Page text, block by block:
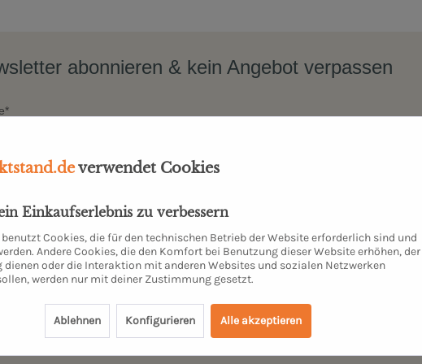
abonnieren & kein Angebot verpassen
JETZT ANMELDEN
Daten (Name, E-Mail-Adresse) werden ausschließlich zum Zweck dieser Zusendungen gespeichert. Du kannst
abmelden. Weitere Informationen findest Du in unserer Datenschutzerklärung
verwendet Cookies
Einkaufserlebnis zu verbessern
benutzt Cookies, die für den technischen Betrieb der Website erforderlich sind und
Andere Cookies, die den Komfort bei Benutzung dieser Website erhöhen, der
dienen oder die Interaktion mit anderen Websites und sozialen Netzwerken
werden nur mit deiner Zustimmung gesetzt.
Ablehnen Konfigurieren Alle akzeptieren